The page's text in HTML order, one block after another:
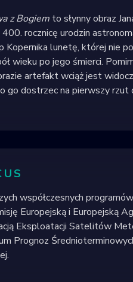
z Bogiem to słynny obraz
rocznicę urodzin
Kopernika lunetę, której nie
wieku po jego śmierci.
artefakt wciąż jest
go dostrzec na pierwszy rzut
współczesnych
Europejską i Europejską
Eksploatacji Satelitów
Prognoz